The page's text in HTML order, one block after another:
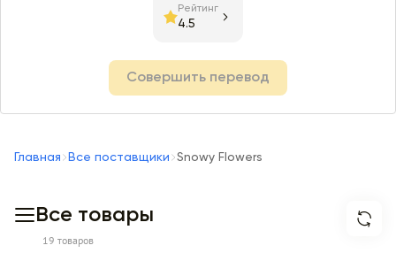
Рейтинг
4.5
Совершить перевод
Главная Все поставщики Snowy Flowers
Все товары
19 товаров